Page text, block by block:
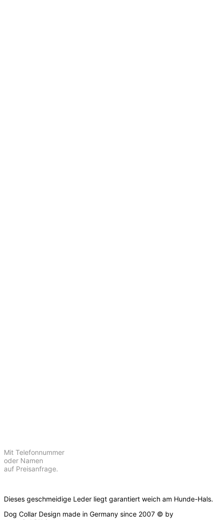
Mit Telefonnummer
oder Namen
auf Preisanfrage.
Dieses geschmeidige Leder liegt garantiert weich am Hunde-Hals.
Dog Collar Design made in Germany since 2007 © by